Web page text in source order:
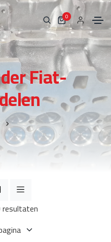
0
Fiat-